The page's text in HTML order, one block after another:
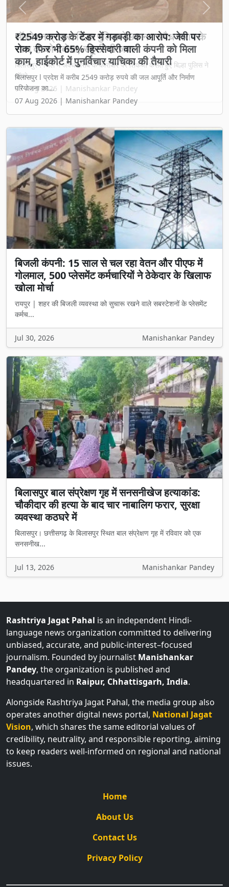
₹2549 करोड़ के टेंडर में गड़बड़ी का आरोप: जेवी पर
रोक, फिर भी 65% हिस्सेदारी वाली कंपनी को मिला
काम, हाईकोर्ट में पुनर्विचार याचिका की तैयारी
बिलासपुर l प्रदेश में करीब 2549 करोड़ रुपये की जल आपूर्ति और निर्माण
परियोजना का...
07 Aug 2026 | Manishankar Pandey
Previous Next
बिजली कंपनी: 15 साल से चल रहा वेतन और पीएफ में
गोलमाल, 500 प्लेसमेंट कर्मचारियों ने ठेकेदार के खिलाफ
खोला मोर्चा
रायपुर | शहर की बिजली व्यवस्था को सुचारू रखने वाले सबस्टेशनों के प्लेसमेंट
कर्मच...
Jul 30, 2026 Manishankar Pandey
बिलासपुर बाल संप्रेक्षण गृह में सनसनीखेज हत्याकांड:
चौकीदार की हत्या के बाद चार नाबालिग फरार, सुरक्षा
व्यवस्था कठघरे में
बिलासपुर। छत्तीसगढ़ के बिलासपुर स्थित बाल संप्रेक्षण गृह में रविवार को एक
सनसनीख...
Jul 13, 2026 Manishankar Pandey
Rashtriya Jagat Pahal is an independent Hindi-
language news organization committed to delivering
unbiased, accurate, and public-interest–focused
journalism. Founded by journalist Manishankar
Pandey, the organization is published and
headquartered in Raipur, Chhattisgarh, India.
Alongside Rashtriya Jagat Pahal, the media group also
operates another digital news portal, National Jagat
Vision, which shares the same editorial values of
credibility, neutrality, and responsible reporting, aiming
to keep readers well-informed on regional and national
issues.
Home
About Us
Contact Us
Privacy Policy